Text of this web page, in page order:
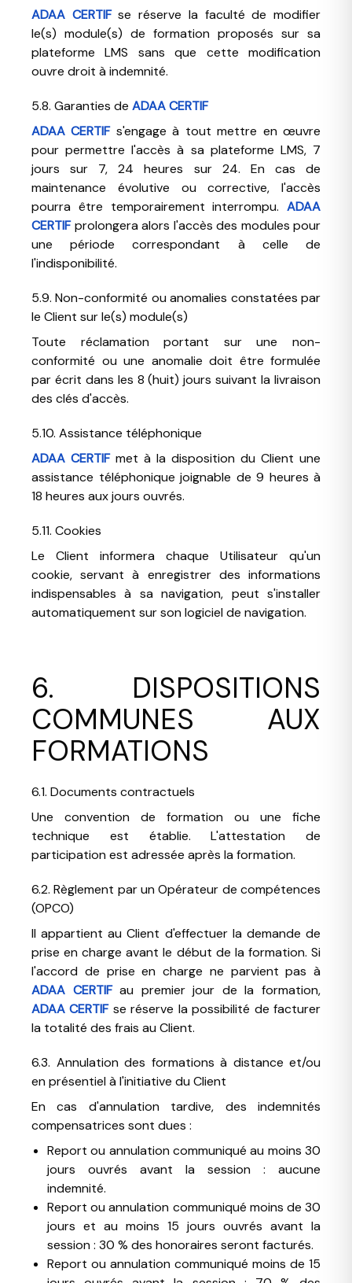
ADAA CERTIFse réserve la faculté de modifier
le(s) module(s) de formation proposés sur sa
plateforme LMS sans que cette modification
ouvre droit à indemnité.
5.8. Garanties de ADAA CERTIF
ADAA CERTIFs'engage à tout mettre en œuvre
pour permettre l'accès à sa plateforme LMS, 7
jours sur 7, 24 heures sur 24. En cas de
maintenance évolutive ou corrective, l'accès
pourra être temporairement interrompu. ADAA
CERTIFprolongera alors l'accès des modules pour
une période correspondant à celle de
l'indisponibilité.
5.9. Non-conformité ou anomalies constatées par
le Client sur le(s) module(s)
Toute réclamation portant sur une non-
conformité ou une anomalie doit être formulée
par écrit dans les 8 (huit) jours suivant la livraison
des clés d'accès.
5.10. Assistance téléphonique
ADAA CERTIFmet à la disposition du Client une
assistance téléphonique joignable de 9 heures à
18 heures aux jours ouvrés.
5.11. Cookies
Le Client informera chaque Utilisateur qu'un
cookie, servant à enregistrer des informations
indispensables à sa navigation, peut s'installer
automatiquement sur son logiciel de navigation.
6. DISPOSITIONS
COMMUNES AUX
FORMATIONS
6.1. Documents contractuels
Une convention de formation ou une fiche
technique est établie. L'attestation de
participation est adressée après la formation.
6.2. Règlement par un Opérateur de compétences
(OPCO)
Il appartient au Client d'effectuer la demande de
prise en charge avant le début de la formation. Si
l'accord de prise en charge ne parvient pas à
ADAA CERTIFau premier jour de la formation,
ADAA CERTIFse réserve la possibilité de facturer
la totalité des frais au Client.
6.3. Annulation des formations à distance et/ou
en présentiel à l'initiative du Client
En cas d'annulation tardive, des indemnités
compensatrices sont dues :
Report ou annulation communiqué au moins 30
jours ouvrés avant la session : aucune
indemnité.
Report ou annulation communiqué moins de 30
jours et au moins 15 jours ouvrés avant la
session : 30 % des honoraires seront facturés.
Report ou annulation communiqué moins de 15